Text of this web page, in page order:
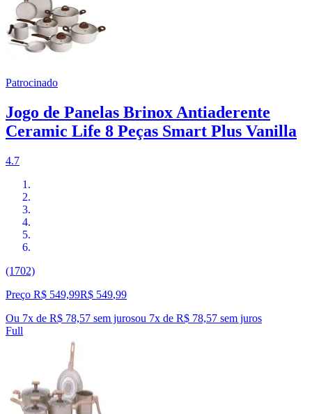
Patrocinado
Jogo de Panelas Brinox Antiaderente
Ceramic Life 8 Peças Smart Plus Vanilla
4.7
(1702)
Preço R$ 549,99R$ 549,99
Ou 7x de R$ 78,57 sem jurosou 7x de R$ 78,57 sem juros
Full